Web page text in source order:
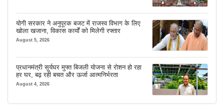
योगी सरकार ने अनुपूरक बजट में राजस्व विभाग के लिए
खोला खजाना, विकास कार्यों को मिलेगी रफ्तार
August 5, 2026
प्रधानमंत्री सूर्यघर मुफ्त बिजली योजना से रोशन हो रहा
हर घर, बढ़ रही बचत और ऊर्जा आत्मनिर्भरता
August 4, 2026